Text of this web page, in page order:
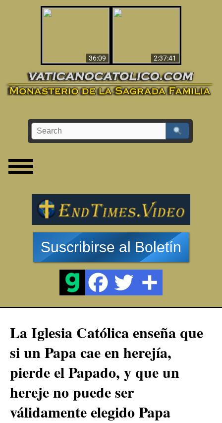
36:09
2:37:41
Suscribirse al Boletín
La Iglesia Católica enseña que
si un Papa cae en herejía,
pierde el Papado, y que un
hereje no puede ser
válidamente elegido Papa